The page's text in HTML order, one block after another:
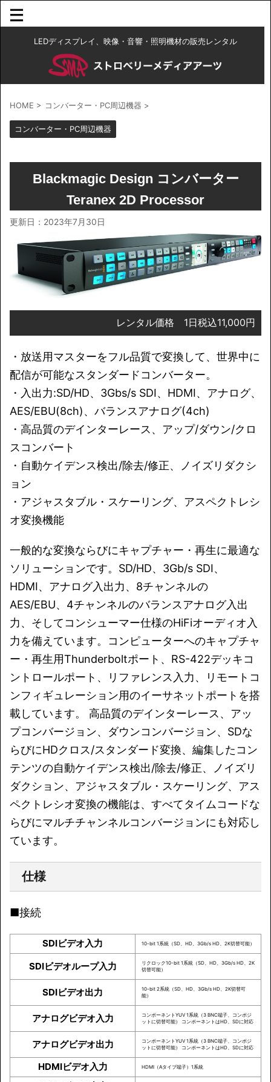
LEDディスプレイ、映像・音響・照明機材の販売レンタル
HOME > コンバーター・PC周辺機器 >
コンバーター・PC周辺機器
Blackmagic Design コンバーター
Teranex 2D Processor
更新日： 2023年7月30日
レンタル価格 1日税込11,000円
・放送用マスターをフル品質で変換して、世界中に
配信が可能なスタンダードコンバーター。
・入出力:SD/HD、3Gbs/s SDI、HDMI、アナログ、
AES/EBU(8ch)、バランスアナログ(4ch)
・高品質のデインターレース、アップ/ダウン/クロ
スコンバート
・自動ケイデンス検出/除去/修正、ノイズリダクシ
ョン
・アジャスタブル・スケーリング、アスペクトレシ
オ変換機能
一般的な変換ならびにキャプチャー・再生に最適な
ソリューションです。SD/HD、3Gb/s SDI、
HDMI、アナログ入出力、8チャンネルの
AES/EBU、4チャンネルのバランスアナログ入出
力、そしてコンシューマー仕様のHiFiオーディオ入
力を備えています。コンピューターへのキャプチャ
ー・再生用Thunderboltポート、RS-422デッキコ
ントロールポート、リファレンス入力、リモートコ
ンフィギュレーション用のイーサネットポートを搭
載しています。 高品質のデインターレース、アッ
プコンバージョン、ダウンコンバージョン、SDな
らびにHDクロス/スタンダード変換、編集したコン
テンツの自動ケイデンス検出/除去/修正、ノイズリ
ダクション、アジャスタブル・スケーリング、アス
ペクトレシオ変換の機能は、すべてタイムコードな
らびにマルチチャンネルコンバージョンにも対応し
ています。
仕様
■接続
SDIビデオ入力 10-bit 1系統（SD、HD、3Gb/s HD、2K切替可能）
SDIビデオループ入力
リクロック10-bit 1系統（SD、HD、3Gb/s HD、2K
切替可能）
SDIビデオ出力
10-bit 2系統（SD、HD、3Gb/s HD、2K切替可
能）
アナログビデオ入力
コンポーネントYUV 1系統（3 BNC端子、コンポジ
ットに切替可能） コンポーネントはHD、SDに対応
アナログビデオ出力
コンポーネントYUV 1系統（3 BNC端子、コンポジ
ットに切替可能） コンポーネントはHD、SDに対応
HDMIビデオ入力 HDMI（Aタイプ端子）1系統